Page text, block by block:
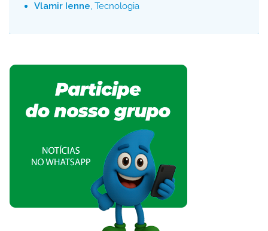
Vlamir Ienne, Tecnologia